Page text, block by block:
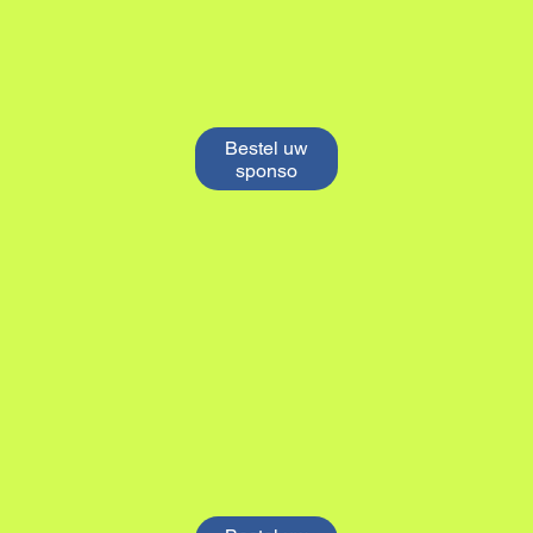
Bestel uw
sponso